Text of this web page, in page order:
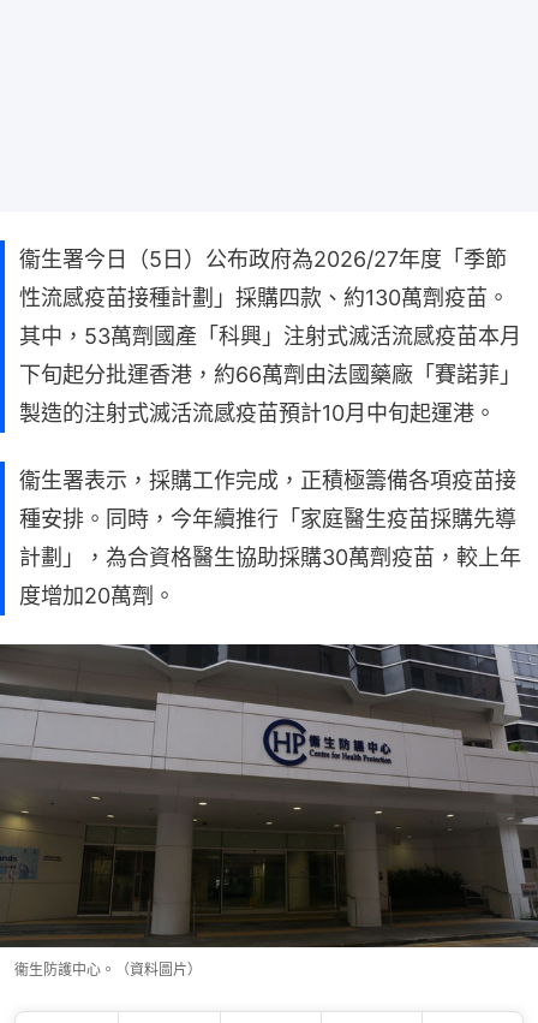
衞生署今日（5日）公布政府為2026/27年度「季節
性流感疫苗接種計劃」採購四款、約130萬劑疫苗。
其中，53萬劑國產「科興」注射式滅活流感疫苗本月
下旬起分批運香港，約66萬劑由法國藥廠「賽諾菲」
製造的注射式滅活流感疫苗預計10月中旬起運港。
衞生署表示，採購工作完成，正積極籌備各項疫苗接
種安排。同時，今年續推行「家庭醫生疫苗採購先導
計劃」，為合資格醫生協助採購30萬劑疫苗，較上年
度增加20萬劑。
衞生防護中心。（資料圖片）